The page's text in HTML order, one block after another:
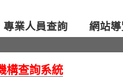
專業人員查詢 網站
構查詢系統